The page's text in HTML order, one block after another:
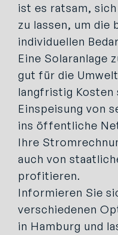
ist es ratsam,
zu lassen, um die
individuellen
Eine Solaranlage
gut für die
langfristig Kosten
Einspeisung von
ins öffentliche
Ihre
auch von
profitieren.
Informieren Sie
verschiedenen
in Hamburg und